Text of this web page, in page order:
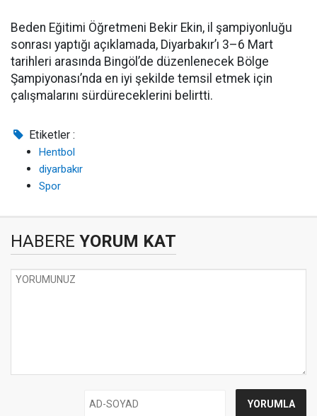
Beden Eğitimi Öğretmeni Bekir Ekin, il şampiyonluğu
sonrası yaptığı açıklamada, Diyarbakır’ı 3–6 Mart
tarihleri arasında Bingöl’de düzenlenecek Bölge
Şampiyonası’nda en iyi şekilde temsil etmek için
çalışmalarını sürdüreceklerini belirtti.
Etiketler :
Hentbol
diyarbakır
Spor
HABERE YORUM KAT